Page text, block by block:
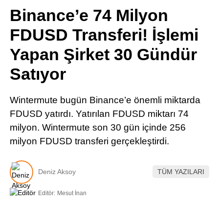
Youtube
TikTok
Binance’e 74 Milyon
FDUSD Transferi! İşlemi
Yapan Şirket 30 Gündür
Satıyor
Wintermute bugün Binance’e önemli miktarda
FDUSD yatırdı. Yatırılan FDUSD miktarı 74
milyon. Wintermute son 30 gün içinde 256
milyon FDUSD transferi gerçekleştirdi.
Deniz Aksoy TÜM YAZILARI
Editör: Mesut İnan